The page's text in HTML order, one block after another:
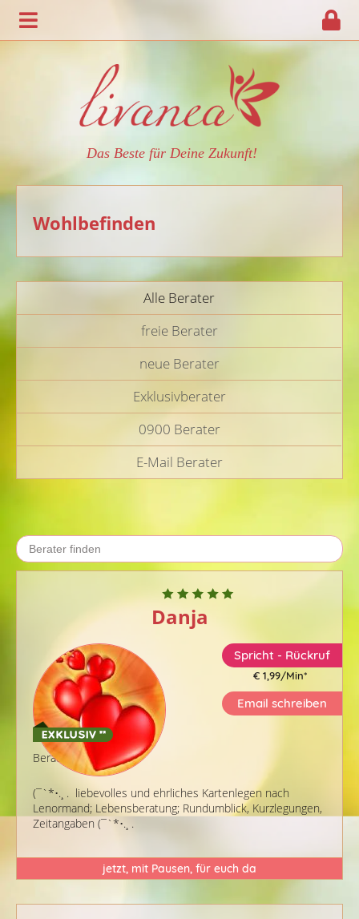
Das Beste für Deine Zukunft!
Wohlbefinden
Alle Berater
freie Berater
neue Berater
Exklusivberater
0900 Berater
E-Mail Berater
Danja
Berater-ID: 326
(¯`*•.¸ . liebevolles und ehrliches Kartenlegen nach
Lenormand; Lebensberatung; Rundumblick, Kurzlegungen,
Zeitangaben (¯`*•.¸ .
Spricht - Rückruf
€ 1,99/Min*
Email schreiben
jetzt, mit Pausen, für euch da